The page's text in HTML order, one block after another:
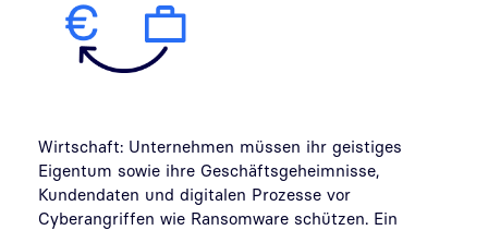
Wirtschaft: Unternehmen müssen ihr geistiges
Eigentum sowie ihre Geschäftsgeheimnisse,
Kundendaten und digitalen Prozesse vor
Cyberangriffen wie Ransomware schützen. Ein